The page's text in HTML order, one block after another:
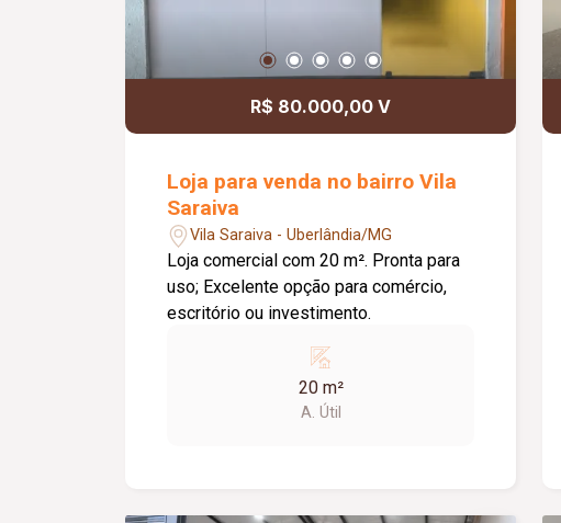
R$ 80.000,00 V
Loja para venda no bairro Vila
Saraiva
Vila Saraiva - Uberlândia/MG
Loja comercial com 20 m². Pronta para
uso; Excelente opção para comércio,
escritório ou investimento.
20 m²
A. Útil